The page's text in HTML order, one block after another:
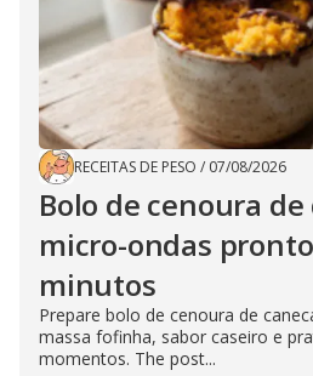
RECEITAS DE PESO / 07/08/2026
Bolo de cenoura
micro-ondas
minutos
Prepare bolo de cenoura de
massa fofinha, sabor caseiro e
momentos. The post...